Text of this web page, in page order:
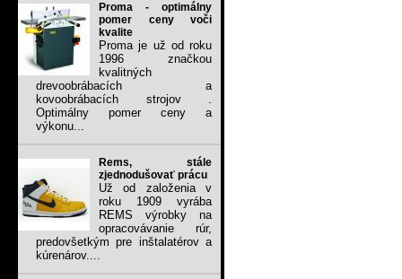
Proma - optimálny
pomer ceny voči
kvalite
Proma je už od roku
1996 značkou
kvalitných
drevoobrábacích a
kovoobrábacích strojov .
Optimálny pomer ceny a
výkonu...
Rems, stále
zjednodušovať prácu
Už od založenia v
roku 1909 vyrába
REMS výrobky na
opracovávanie rúr,
predovšetkým pre inštalatérov a
kúrenárov....